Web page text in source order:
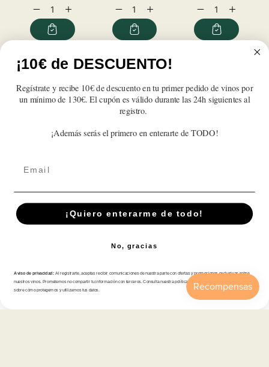
Reducir
cantidad
para
Rodriguez
Whisba
Aumentar
cantidad
para
Rodriguez
Whisba
Reducir
cantidad
para
Rodriguez
Whisba
Aumentar
cantidad
para
Rodriguez
Whisba
Reducir
cantidad
para
Rodriguez
Aumentar
cantidad
para
Rodriguez
Reseñas de Clientes
Sé el primero en escribir una reseña
Write a review
Suscríbete A Nuestra Newsletter
Tienda
Atención al cliente
Cuenta Carrito
¡10€ de DESCUENTO!
Regístrate y recibe 10€ de descuento en tu primer pedido de vinos por
un mínimo de 130€. El cupón es válido durante las 24h siguientes al
registro.
¡Además serás el primero en enterarte de TODO!
¡Quiero enterarme de todo!
No, gracias
Aviso de privacidad: Al registrarte, aceptas recibir comunicaciones de nuestra parte con ofertas y promociones exclusivas sobre
nuestros vinos. Prometemos no compartir tu información con terceros. Consulta nuestra política de privacidad para más detalles
sobre cómo protegemos y utilizamos tus datos.